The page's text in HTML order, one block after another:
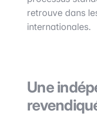
retrouve dans
internationales.
Une